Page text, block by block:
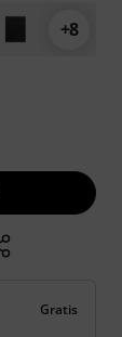
+8
Gratis